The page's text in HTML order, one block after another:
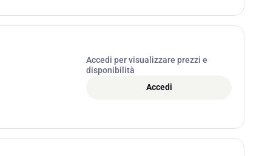
Accedi per visualizzare prezzi e
disponibilità
Accedi